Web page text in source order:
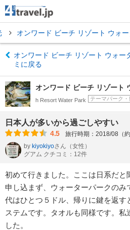
オンワード ビーチ リゾート ウォ
オンワード ビーチ リゾート ウォー
ミに戻る
オンワード ビーチ リゾート
h Resort Water Park
テーマパーク
日本人が多いから過ごしやすい
4.5
旅行時期：2018/08（約
by kiyokiyoさん （女性）
グアム クチコミ：12件
初めて行きました。ここは日系だと
申し込まず、ウォーターパークのみ
代はひとつ５ドル、帰りに鍵を返す
ステムです。タオルも同様です。私
した。